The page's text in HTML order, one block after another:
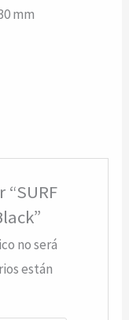
mm
no será
están